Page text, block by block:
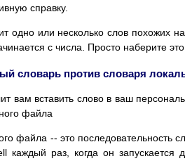
справку.
одно или несколько слов похожих
с числа. Просто наберите
словарь против словаря
вам вставить слово в ваш
файла
файла -- это последовательность
каждый раз, когда он